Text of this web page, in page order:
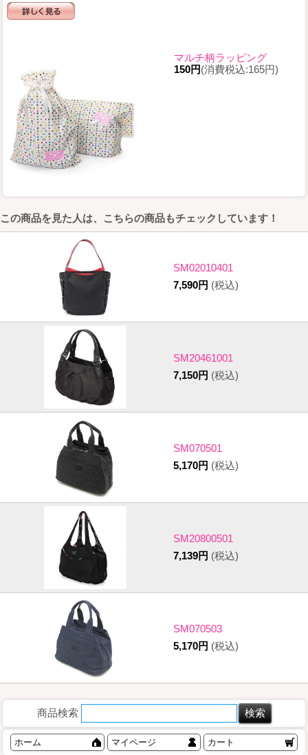
マルチ柄ラッピング
150円(消費税込:165円)
この商品を見た人は、こちらの商品もチェックしています！
SM02010401
7,590円 (税込)
SM20461001
7,150円 (税込)
SM070501
5,170円 (税込)
SM20800501
7,139円 (税込)
SM070503
5,170円 (税込)
商品検索
ホーム マイページ カート